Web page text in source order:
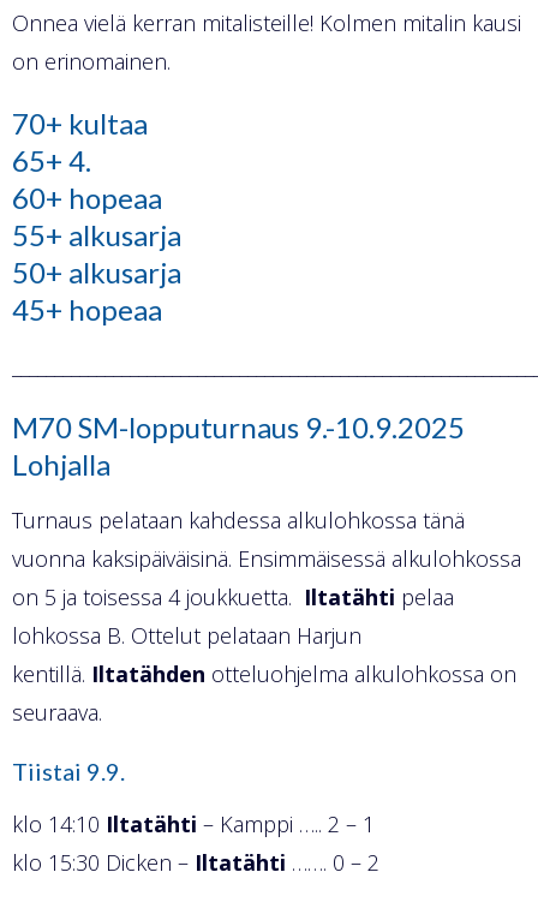
Onnea vielä kerran mitalisteille! Kolmen mitalin kausi
on erinomainen.
70+ kultaa
65+ 4.
60+ hopeaa
55+ alkusarja
50+ alkusarja
45+ hopeaa
M70 SM-lopputurnaus 9.-10.9.2025
Lohjalla
Turnaus pelataan kahdessa alkulohkossa tänä
vuonna kaksipäiväisinä. Ensimmäisessä alkulohkossa
on 5 ja toisessa 4 joukkuetta. Iltatähti pelaa
lohkossa B. Ottelut pelataan Harjun
kentillä. Iltatähden otteluohjelma alkulohkossa on
seuraava.
Tiistai 9.9.
klo 14:10 Iltatähti – Kamppi ….. 2 – 1
klo 15:30 Dicken – Iltatähti ……. 0 – 2